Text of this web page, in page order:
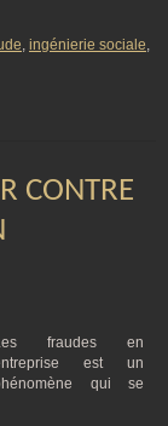
, ingénierie sociale,
CONTRE
fraudes en
est un
qui se